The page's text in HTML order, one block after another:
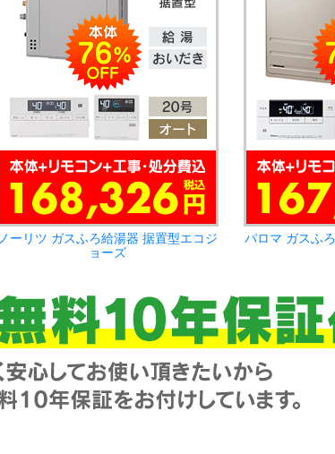
ノーリツ ガスふろ給湯器 据置型エコジ
ョーズ
パロマ ガスふ